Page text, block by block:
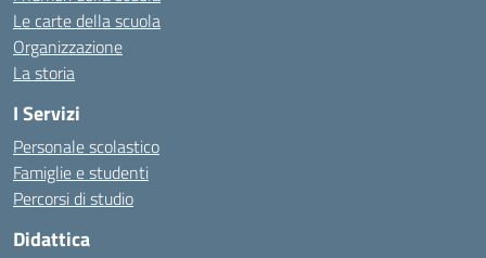
Le carte della scuola
Organizzazione
La storia
I Servizi
Personale scolastico
Famiglie e studenti
Percorsi di studio
Didattica